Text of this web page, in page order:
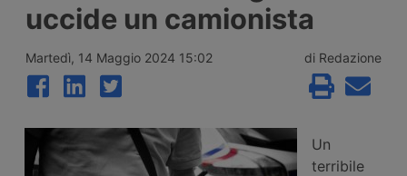
del bando finanziato con 2 milioni di euro
per il 2026.
uccide un camionista
Martedì, 14 Maggio 2024 15:02 di Redazione
Un
terribile